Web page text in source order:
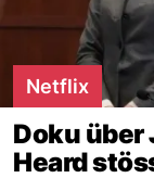
Netflix
Doku über
Heard